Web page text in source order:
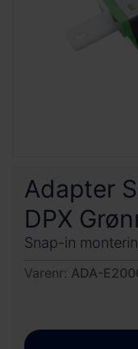
Adapter
DPX
Snap-in
Varenr: ADA-